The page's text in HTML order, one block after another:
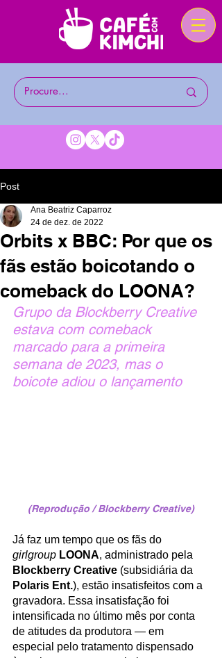
Post
Orbits x BBC: Por que os
fãs estão boicotando o
comeback do LOONA?
Ana Beatriz Caparroz
24 de dez. de 2022
Grupo da Blockberry Creative
estava com comeback
marcado para a primeira
semana de 2023, mas o
boicote adiou o lançamento
(Reprodução / Blockberry Creative)
Já faz um tempo que os fãs do
girlgroup LOONA, administrado pela
Blockberry Creative (subsidiária da
Polaris Ent.), estão insatisfeitos com a
gravadora. Essa insatisfação foi
intensificada no último mês por conta
de atitudes da produtora — em
especial pelo tratamento dispensado